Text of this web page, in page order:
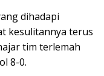
dihadapi
kesulitannya terus
tim terlemah
8-0.